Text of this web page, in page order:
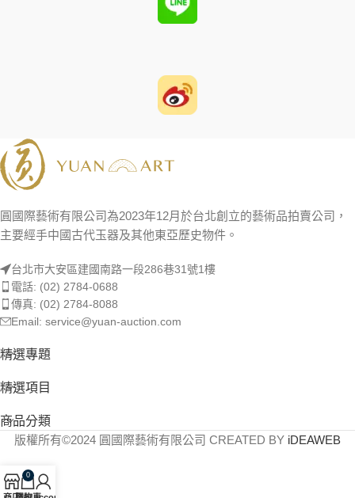
圓國際藝術有限公司為2023年12月於台北創立的藝術品拍賣公司，
主要經手中國古代玉器及其他東亞歷史物件。
台北市大安區建國南路一段286巷31號1樓
電話: (02) 2784-0688
傳真: (02) 2784-8088
Email: service@yuan-auction.com
精選專題
精選項目
商品分類
版權所有©2024 圓國際藝術有限公司 CREATED BY iDEAWEB
0